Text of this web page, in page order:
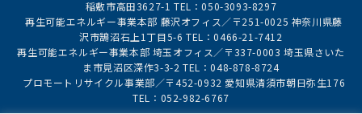
稲敷市高田3627-1 TEL：050-3093-8297
再生可能エネルギー事業本部 藤沢オフィス／〒251-0025 神奈川県藤
沢市鵠沼石上1丁目5-6 TEL：0466-21-7412
再生可能エネルギー事業本部 埼玉オフィス／〒337-0003 埼玉県さいた
ま市見沼区深作3-3-2 TEL：048-878-8724
プロモートリサイクル事業部／〒452-0932 愛知県清須市朝日弥生176
TEL：052-982-6767